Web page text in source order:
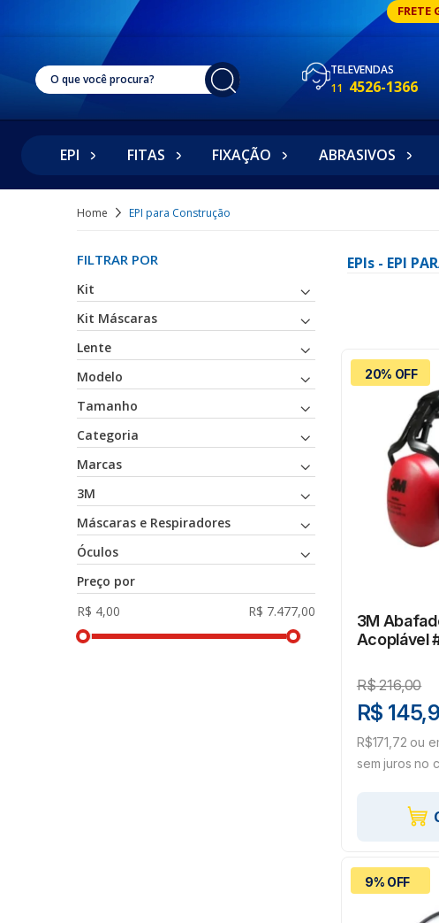
FRETE
TELEVENDAS
11 4526-1366
EPI FITAS FIXAÇÃO ABRASIVOS
Home EPI para Construção
FILTRAR POR
Kit
Kit Máscaras
Lente
Modelo
Tamanho
Categoria
Marcas
3M
Máscaras e Respiradores
Óculos
Preço por
EPIs - EPI
20% OFF
3M
Acoplável
R$216,00
R$
R$171,72 ou
sem juros no
9% OFF